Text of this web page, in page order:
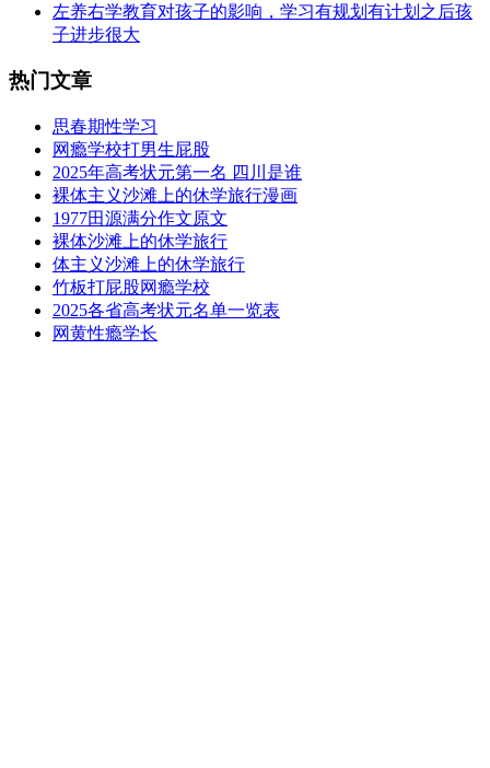
左养右学教育对孩子的影响，学习有规划有计划之后孩
子进步很大
热门文章
思春期性学习
网瘾学校打男生屁股
2025年高考状元第一名 四川是谁
裸体主义沙滩上的休学旅行漫画
1977田源满分作文原文
裸体沙滩上的休学旅行
体主义沙滩上的休学旅行
竹板打屁股网瘾学校
2025各省高考状元名单一览表
网黄性瘾学长